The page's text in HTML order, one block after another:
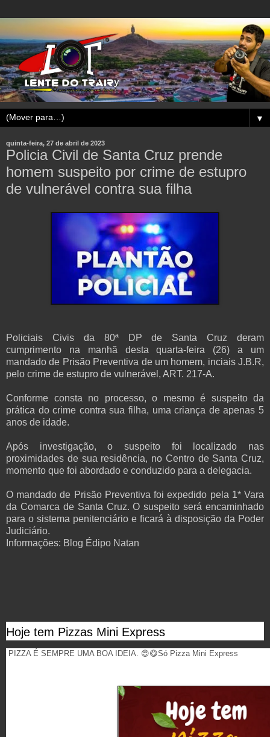
▼
quinta-feira, 27 de abril de 2023
Policia Civil de Santa Cruz prende
homem suspeito por crime de estupro
de vulnerável contra sua filha
Policiais Civis da 80ª DP de Santa Cruz deram
cumprimento na manhã desta quarta-feira (26) a um
mandado de Prisão Preventiva de um homem, inciais J.B.R,
pelo crime de estupro de vulnerável, ART. 217-A.
Conforme consta no processo, o mesmo é suspeito da
prática do crime contra sua filha, uma criança de apenas 5
anos de idade.
Após investigação, o suspeito foi localizado nas
proximidades de sua residência, no Centro de Santa Cruz,
momento que foi abordado e conduzido para a delegacia.
O mandado de Prisão Preventiva foi expedido pela 1* Vara
da Comarca de Santa Cruz. O suspeito será encaminhado
para o sistema penitenciário e ficará à disposição da Poder
Judiciário.
Informações: Blog Édipo Natan
Hoje tem Pizzas Mini Express
PIZZA É SEMPRE UMA BOA IDEIA. 😍😋Só Pizza Mini Express